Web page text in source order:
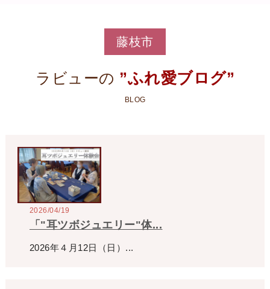
藤枝市
ラビューの ”ふれ愛ブログ”
BLOG
2026/04/19
「"耳ツボジュエリー"体...
2026年４月12日（日）...